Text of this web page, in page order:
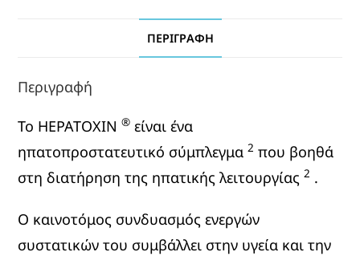
ΠΕΡΙΓΡΑΦΉ
Περιγραφή
Το HEPATOXIN® είναι ένα
ηπατοπροστατευτικό σύμπλεγμα2 που βοηθά
στη διατήρηση της ηπατικής λειτουργίας2 .
Ο καινοτόμος συνδυασμός ενεργών
συστατικών του συμβάλλει στην υγεία και την